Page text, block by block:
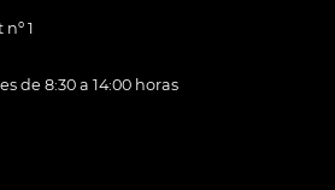
1
de 8:30 a 14:00 horas